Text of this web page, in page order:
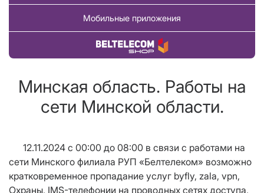
Мобильные приложения
Купить товар
Минская область. Работы на
сети Минской области.
12.11.2024 с 00:00 до 08:00 в связи с работами на
сети Минского филиала РУП «Белтелеком» возможно
кратковременное пропадание услуг byfly, zala, vpn,
Охраны, IMS-телефонии на проводных сетях доступа,